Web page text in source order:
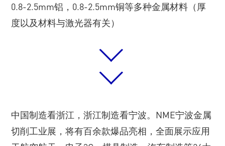
0.8-2.5mm铝，0.8-2.5mm铜等多种金属材料（厚
度以及材料与激光器有关）
中国制造看浙江，浙江制造看宁波。NME宁波金属
切削工业展，将有百余款爆品亮相，全面展示应用